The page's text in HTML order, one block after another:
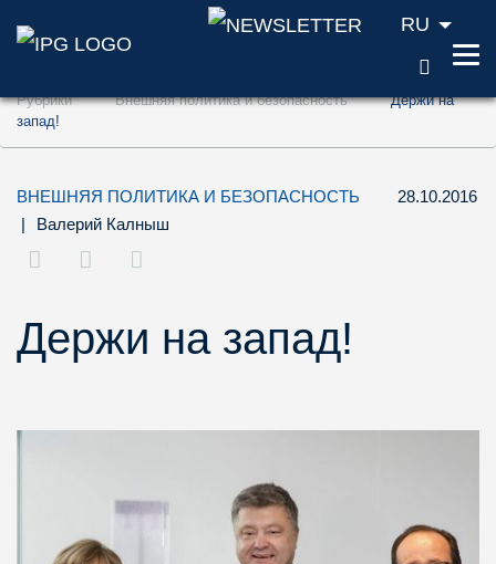
Перейти к содержанию (ключ доступа
Перейти к поиску (ключ доступа '2')
RU
Рубрики Внешняя политика и безопасность
Держи на
запад!
ВНЕШНЯЯ ПОЛИТИКА И БЕЗОПАСНОСТЬ
28.10.2016
|
Валерий Калныш
Держи на запад!